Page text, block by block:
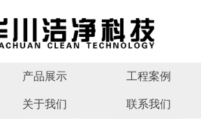
产品展示 工程案例
关于我们 联系我们